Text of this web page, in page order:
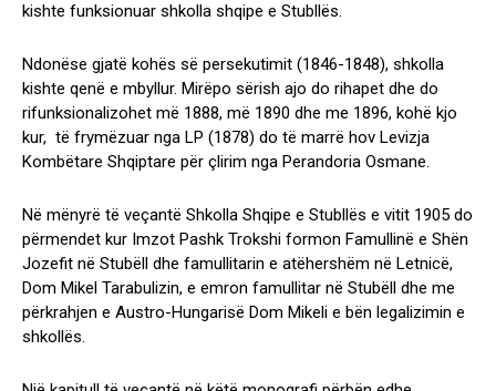
kishte funksionuar shkolla shqipe e Stubllës.
Ndonëse gjatë kohës së persekutimit (1846-1848), shkolla
kishte qenë e mbyllur. Mirëpo sërish ajo do rihapet dhe do
rifunksionalizohet më 1888, më 1890 dhe me 1896, kohë kjo
kur, të frymëzuar nga LP (1878) do të marrë hov Levizja
Kombëtare Shqiptare për çlirim nga Perandoria Osmane.
Në mënyrë të veçantë Shkolla Shqipe e Stubllës e vitit 1905 do
përmendet kur Imzot Pashk Trokshi formon Famullinë e Shën
Jozefit në Stubëll dhe famullitarin e atëhershëm në Letnicë,
Dom Mikel Tarabulizin, e emron famullitar në Stubëll dhe me
përkrahjen e Austro-Hungarisë Dom Mikeli e bën legalizimin e
shkollës.